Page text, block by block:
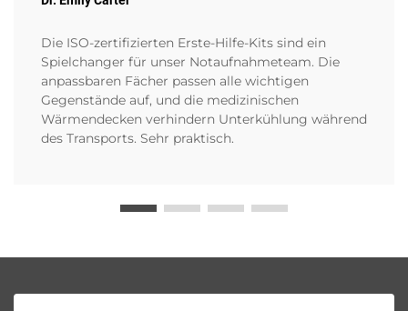
Die ISO-zertifizierten Erste-Hilfe-Kits sind ein
Spielchanger für unser Notaufnahmeteam. Die
anpassbaren Fächer passen alle wichtigen
Gegenstände auf, und die medizinischen
Wärmendecken verhindern Unterkühlung während
des Transports. Sehr praktisch.